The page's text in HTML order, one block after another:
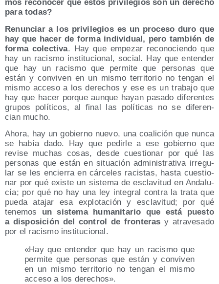
mos reco­no­cer que estos pri­vi­le­gios son un dere­cho
para todas?
Renun­ciar a los pri­vi­le­gios es un pro­ce­so duro que
hay que hacer de for­ma indi­vi­dual, pero tam­bién de
for­ma colec­ti­va. Hay que empe­zar reco­no­cien­do que
hay un racis­mo ins­ti­tu­cio­nal, social. Hay que enten­der
que hay un racis­mo que per­mi­te que per­so­nas que
están y con­vi­ven en un mis­mo terri­to­rio no ten­gan el
mis­mo acce­so a los dere­chos y ese es un tra­ba­jo que
hay que hacer por­que aun­que hayan pasa­do dife­ren­tes
gru­pos polí­ti­cos, al final las polí­ti­cas no se dife­ren­
cian mucho.
Aho­ra, hay un gobierno nue­vo, una coa­li­ción que nun­ca
se había dado. Hay que pedir­le a ese gobierno que
revi­se muchas cosas, des­de cues­tio­nar por qué las
per­so­nas que están en situa­ción admi­nis­tra­ti­va irre­gu­
lar se les encie­rra en cár­ce­les racis­tas, has­ta cues­tio­
nar por qué exis­te un sis­te­ma de escla­vi­tud en Anda­lu­
cía; por qué no hay una ley inte­gral con­tra la tra­ta que
pue­da ata­jar esa explo­ta­ción y escla­vi­tud; por qué
tene­mos un sis­te­ma huma­ni­ta­rio que está pues­to
a dis­po­si­ción del con­trol de fron­te­rasy atra­ve­sa­do
por el racis­mo institucional.
«Hay que enten­der que hay un racis­mo que
per­mi­te que per­so­nas que están y con­vi­ven
en un mis­mo terri­to­rio no ten­gan el mis­mo
acce­so a los derechos».